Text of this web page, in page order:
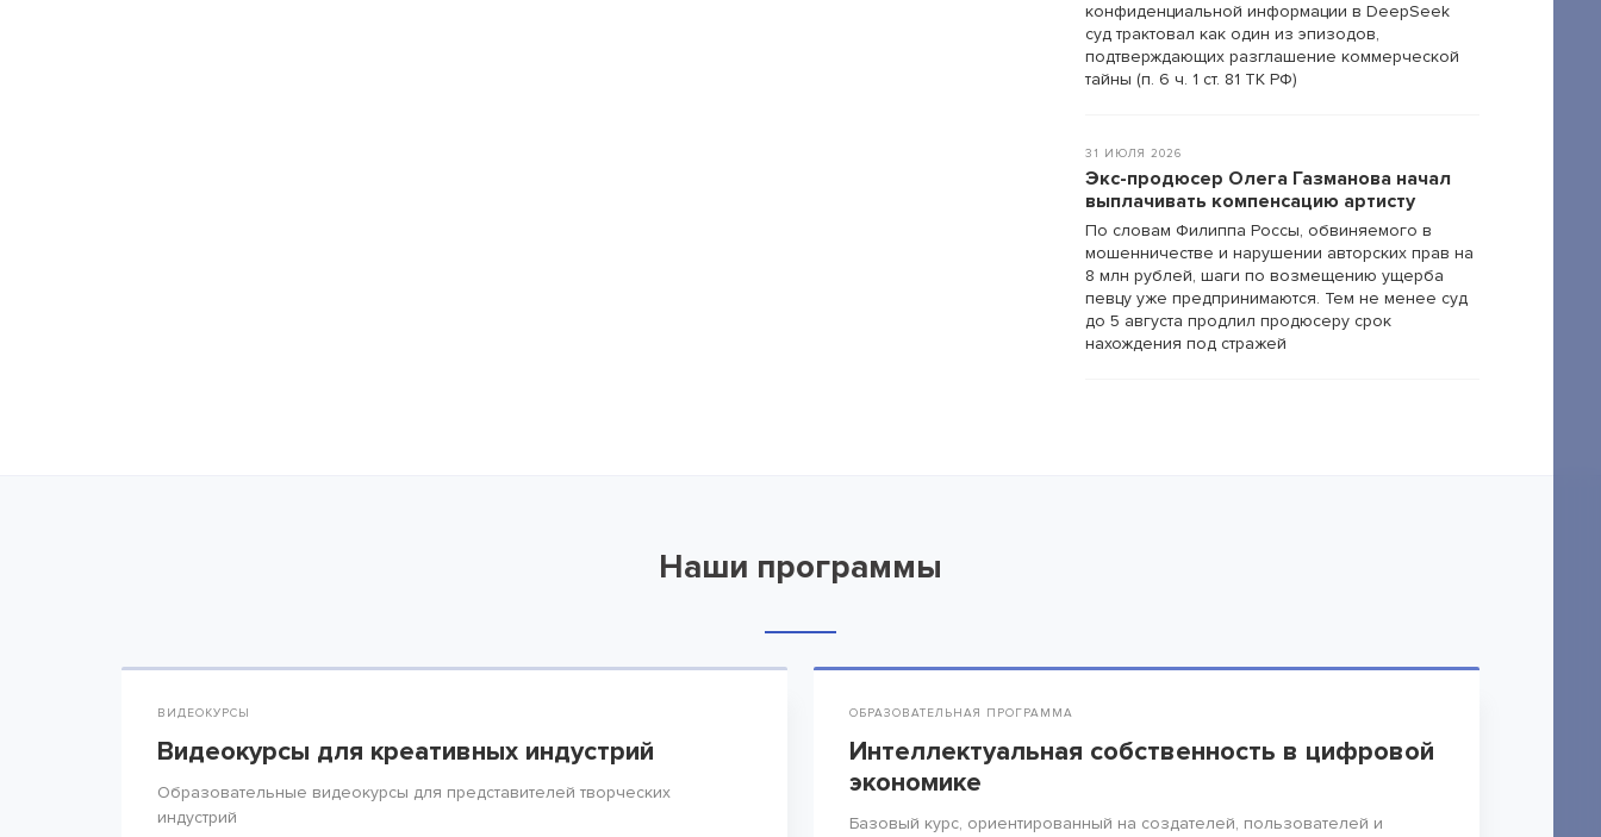
конфиденциальной информации в DeepSeek
суд трактовал как один из эпизодов,
подтверждающих разглашение коммерческой
тайны (п. 6 ч. 1 ст. 81 ТК РФ)
31 ИЮЛЯ 2026
Экс-продюсер Олега Газманова начал
выплачивать компенсацию артисту
По словам Филиппа Россы, обвиняемого в
мошенничестве и нарушении авторских прав на
8 млн рублей, шаги по возмещению ущерба
певцу уже предпринимаются. Тем не менее суд
до 5 августа продлил продюсеру срок
нахождения под стражей
Наши программы
ВИДЕОКУРСЫ
Видеокурсы для креативных индустрий
Образовательные видеокурсы для представителей творческих
индустрий
ОБРАЗОВАТЕЛЬНАЯ ПРОГРАММА
Интеллектуальная собственность в цифровой
экономике
Базовый курс, ориентированный на создателей, пользователей и